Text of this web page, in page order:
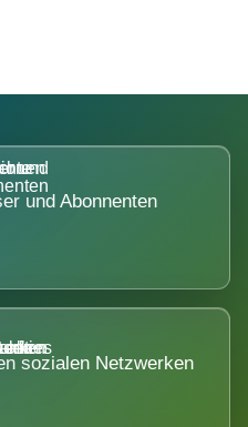
und Abonnenten
sozialen Netzwerken